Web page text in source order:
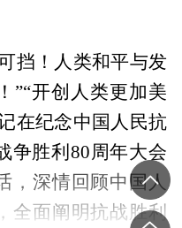
挡！人类和平与发
”“开创人类更加美
在纪念中国人民抗
争胜利80周年大会
，深情回顾中国人
全面阐明抗战胜利